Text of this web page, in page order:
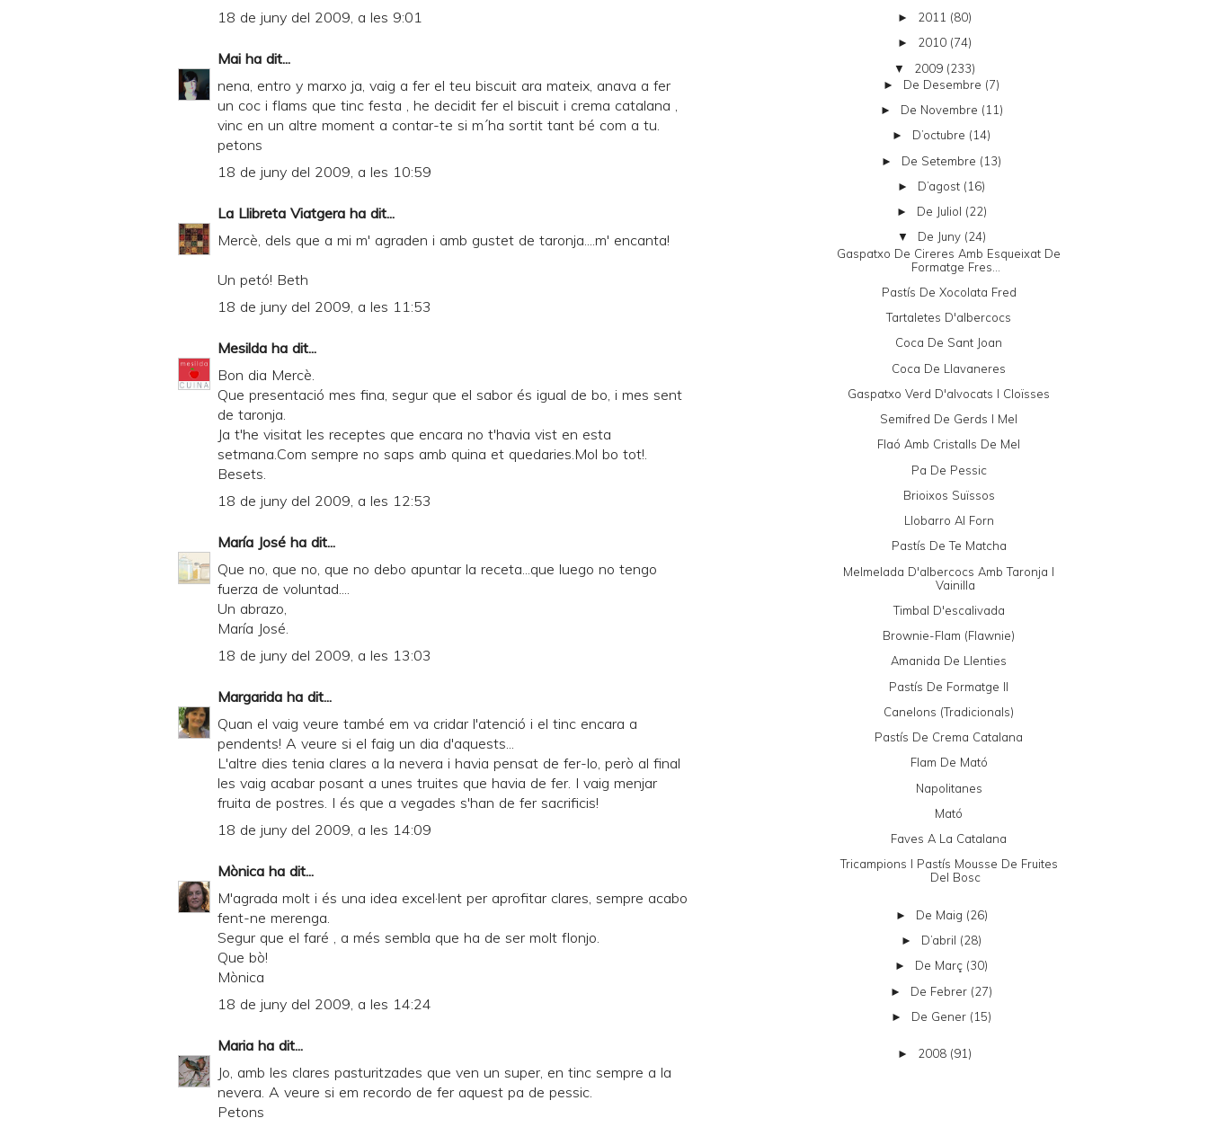
18 de juny del 2009, a les 9:01
Mai ha dit...
nena, entro y marxo ja, vaig a fer el teu biscuit ara mateix, anava a fer
un coc i flams que tinc festa , he decidit fer el biscuit i crema catalana ,
vinc en un altre moment a contar-te si m´ha sortit tant bé com a tu.
petons
18 de juny del 2009, a les 10:59
La Llibreta Viatgera ha dit...
Mercè, dels que a mi m' agraden i amb gustet de taronja....m' encanta!
Un petó! Beth
18 de juny del 2009, a les 11:53
Mesilda ha dit...
Bon dia Mercè.
Que presentació mes fina, segur que el sabor és igual de bo, i mes sent
de taronja.
Ja t'he visitat les receptes que encara no t'havia vist en esta
setmana.Com sempre no saps amb quina et quedaries.Mol bo tot!.
Besets.
18 de juny del 2009, a les 12:53
María José ha dit...
Que no, que no, que no debo apuntar la receta...que luego no tengo
fuerza de voluntad....
Un abrazo,
María José.
18 de juny del 2009, a les 13:03
Margarida ha dit...
Quan el vaig veure també em va cridar l'atenció i el tinc encara a
pendents! A veure si el faig un dia d'aquests...
L'altre dies tenia clares a la nevera i havia pensat de fer-lo, però al final
les vaig acabar posant a unes truites que havia de fer. I vaig menjar
fruita de postres. I és que a vegades s'han de fer sacrificis!
18 de juny del 2009, a les 14:09
Mònica ha dit...
M'agrada molt i és una idea excel·lent per aprofitar clares, sempre acabo
fent-ne merenga.
Segur que el faré , a més sembla que ha de ser molt flonjo.
Que bò!
Mònica
18 de juny del 2009, a les 14:24
Maria ha dit...
Jo, amb les clares pasturitzades que ven un super, en tinc sempre a la
nevera. A veure si em recordo de fer aquest pa de pessic.
Petons
► 2011 (80)
► 2010 (74)
▼ 2009 (233)
► De Desembre (7)
► De Novembre (11)
► D’octubre (14)
► De Setembre (13)
► D’agost (16)
► De Juliol (22)
▼ De Juny (24)
Gaspatxo De Cireres Amb Esqueixat De
Formatge Fres...
Pastís De Xocolata Fred
Tartaletes D'albercocs
Coca De Sant Joan
Coca De Llavaneres
Gaspatxo Verd D'alvocats I Cloïsses
Semifred De Gerds I Mel
Flaó Amb Cristalls De Mel
Pa De Pessic
Brioixos Suïssos
Llobarro Al Forn
Pastís De Te Matcha
Melmelada D'albercocs Amb Taronja I
Vainilla
Timbal D'escalivada
Brownie-Flam (Flawnie)
Amanida De Llenties
Pastís De Formatge II
Canelons (tradicionals)
Pastís De Crema Catalana
Flam De Mató
Napolitanes
Mató
Faves A La Catalana
Tricampions I Pastís Mousse De Fruites
Del Bosc
► De Maig (26)
► D’abril (28)
► De Març (30)
► De Febrer (27)
► De Gener (15)
► 2008 (91)